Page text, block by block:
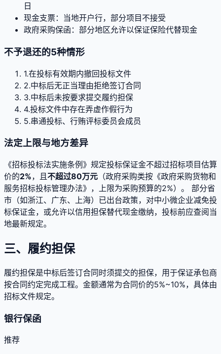
日
现金支票： 当地开户行，部分项目不接受
政府采购保函 ： 部分地区允许以保证保险代替现金
不予退还的5种情形
1.在投标有效期内撤回投标文件
2.中标后无正当理由拒绝签订合同
3.中标后未按要求提交履约担保
4.投标文件中存在弄虚作假行为
5.串通投标、行贿评标委员会成员
法定上限与地方差异
《招标投标法实施条例》规定投标保证金不超过招标项目估算
价的2%，且不超过80万元 （政府采购类按《政府采购货物和
服务招标投标管理办法》，上限为采购预算的2%）。 部分省
市（如浙江、广东、上海）已出台政策，对中小微企业减免投
标保证金，或允许以信用担保替代现金缴纳，投标前应查阅当
地最新规定。
三、履约担保
履约担保是中标后签订合同时须提交的担保，用于保证承包商
按合同约定完成工程。金额通常为合同价的5%~10%，具体由
招标文件规定。
银行保函
推荐